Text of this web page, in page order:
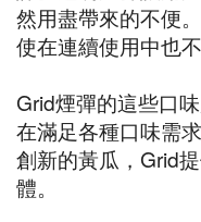
然用盡帶來的不便
使在連續使用中也
Grid煙彈的這些口
在滿足各種口味需
創新的黃瓜，Grid
體。